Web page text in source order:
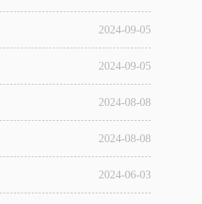
2024-09-05
2024-09-05
2024-08-08
2024-08-08
2024-06-03